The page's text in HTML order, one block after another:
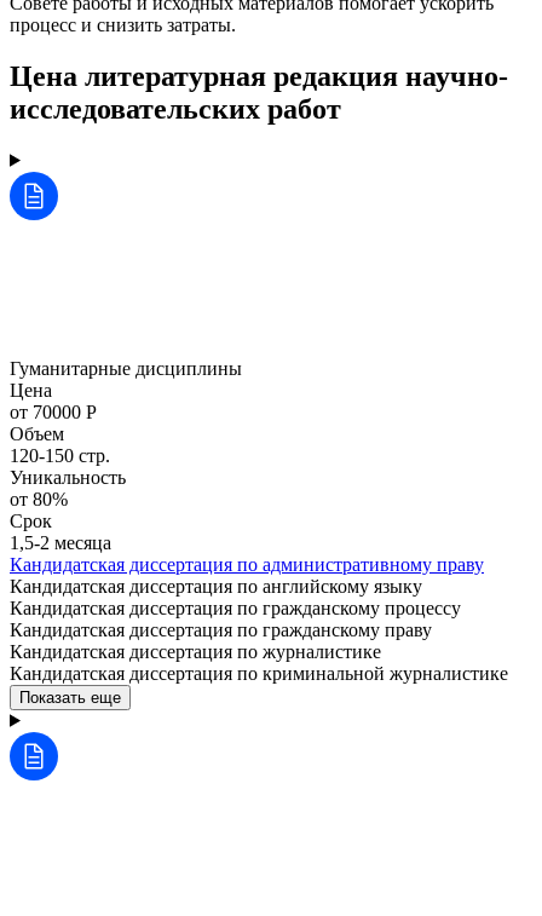
процесс и снизить затраты.
Цена литературная редакция научно-
исследовательских работ
Гуманитарные дисциплины
Цена
от 70000 Р
Объем
120-150 стр.
Уникальность
от 80%
Срок
1,5-2 месяца
Кандидатская диссертация по административному праву
Кандидатская диссертация по английскому языку
Кандидатская диссертация по гражданскому процессу
Кандидатская диссертация по гражданскому праву
Кандидатская диссертация по журналистике
Кандидатская диссертация по криминальной журналистике
Показать еще